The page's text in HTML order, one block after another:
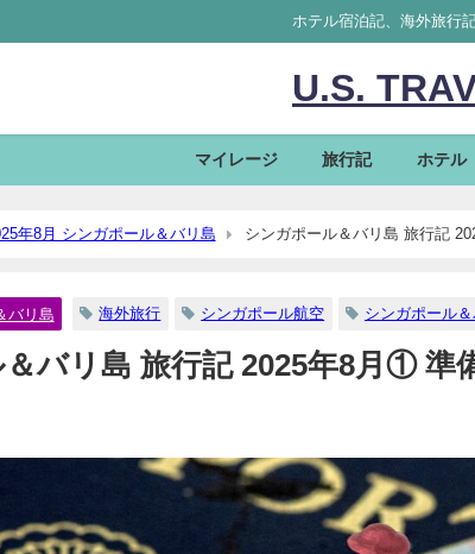
ホテル宿泊記、海外旅行
U.S.
マイレージ 旅行記 ホテル
年8月 シンガポール＆バリ島 シンガポール＆バリ島 旅行記
バリ島 海外旅行 シンガポール航空 シンガポール
バリ島 旅行記 2025年8月① 準